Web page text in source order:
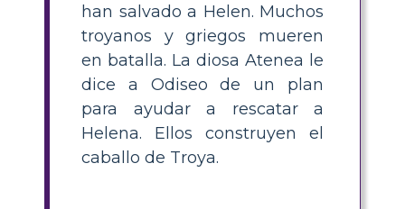
han salvado a Helen. Muchos
troyanos y griegos mueren
en batalla. La diosa Atenea le
dice a Odiseo de un plan
para ayudar a rescatar a
Helena. Ellos construyen el
caballo de Troya.